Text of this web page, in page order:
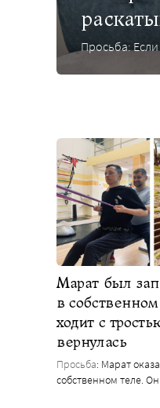
Просьба:
Марат был
в
ходит с
вернулась
Просьба: Марат
собственном теле.